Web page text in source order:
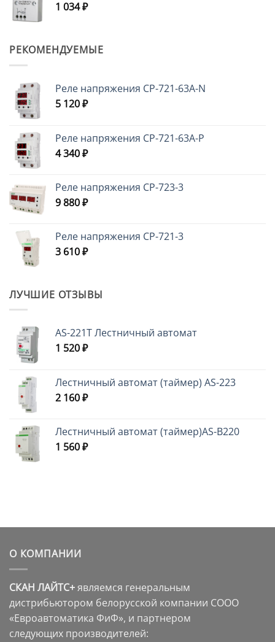
1 034₽
РЕКОМЕНДУЕМЫЕ
Реле напряжения CP-721-63A-N
5 120₽
Реле напряжения CP-721-63A-P
4 340₽
Реле напряжения CP-723-3
9 880₽
Реле напряжения CP-721-3
3 610₽
ЛУЧШИЕ ОТЗЫВЫ
AS-221T Лестничный автомат
1 520₽
Лестничный автомат (таймер) AS-223
2 160₽
Лестничный автомат (таймер)AS-B220
1 560₽
О КОМПАНИИ
СКАН ЛАЙТС+являемся генеральным
дистрибьютором белорусской компании СООО
«Евроавтоматика ФиФ», и партнером
следующих производителей: